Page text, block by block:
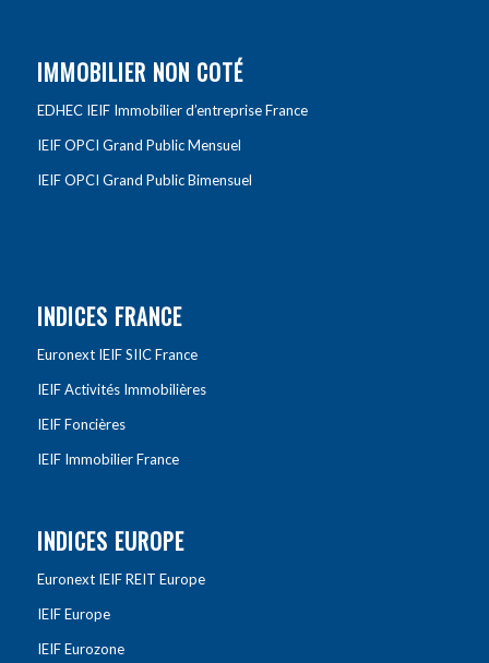
IMMOBILIER NON COTÉ
EDHEC IEIF Immobilier d’entreprise France
IEIF OPCI Grand Public Mensuel
IEIF OPCI Grand Public Bimensuel
INDICES FRANCE
Euronext IEIF SIIC France
IEIF Activités Immobilières
IEIF Foncières
IEIF Immobilier France
INDICES EUROPE
Euronext IEIF REIT Europe
IEIF Europe
IEIF Eurozone